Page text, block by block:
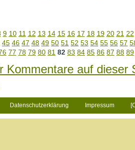
9 10 11 12 13 14 15 16 17 18 19 20 21 22
45 46 47 48 49 50 51 52 53 54 55 56 57
77 78 79 80 81 82 83 84 85 86 87 88 89
Kommentare auf dieser
Datenschutzerklärung Impressum